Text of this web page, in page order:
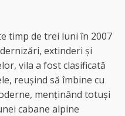
timp de trei luni în 2007
extinderi și
vila a fost clasificată
reușind să îmbine cu
menținând totuși
cabane alpine